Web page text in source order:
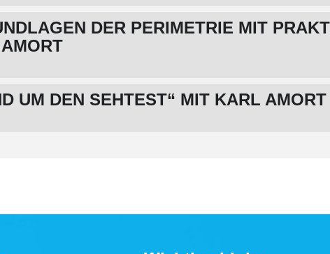
DER PERIMETRIE MIT
UM DEN SEHTEST“ MIT KARL AMORT